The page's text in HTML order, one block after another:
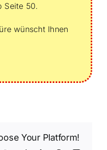
Seite 50.
wünscht Ihnen
Your Platform!